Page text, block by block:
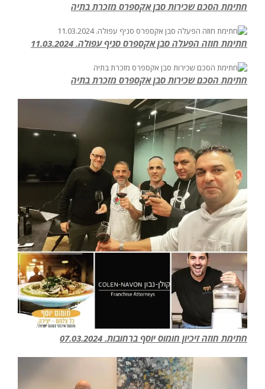
חתימת הסכם שכירות סבן אקספרס מזכרת בתיה
חתימת חוזה הפעלה סבן אקספרס סניף עפולה. 11.03.2024
חתימת הסכם שכירות סבן אקספרס מזכרת בתיה
חתימת חוזה זיכיון חומוס יוסף ברחובות. 07.03.2024